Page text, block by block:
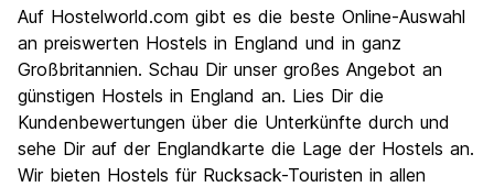
Auf Hostelworld.com gibt es die beste Online-Auswahl
an preiswerten Hostels in England und in ganz
Großbritannien. Schau Dir unser großes Angebot an
günstigen Hostels in England an. Lies Dir die
Kundenbewertungen über die Unterkünfte durch und
sehe Dir auf der Englandkarte die Lage der Hostels an.
Wir bieten Hostels für Rucksack-Touristen in allen